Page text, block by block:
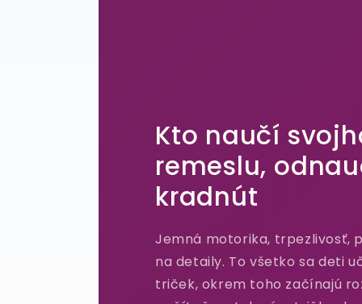
Kto naučí
remeslu,
kradnút
Jemná motorika, trpezlivosť,
na detaily. To všetko sa deti
triček, okrem toho začínajú